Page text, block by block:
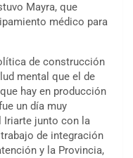
Mayra, que
médico para
de construcción
mental que el de
hay en producción
un día muy
Iriarte junto con la
de integración
y la Provincia,